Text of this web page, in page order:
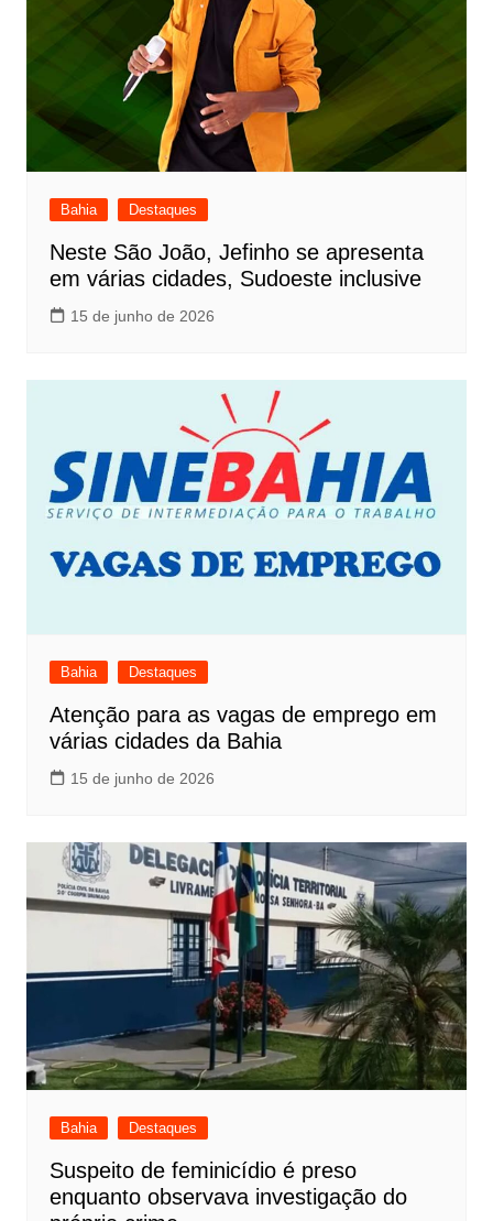
Bahia Destaques
Neste São João, Jefinho se apresenta
em várias cidades, Sudoeste inclusive
15 de junho de 2026
Bahia Destaques
Atenção para as vagas de emprego em
várias cidades da Bahia
15 de junho de 2026
Bahia Destaques
Suspeito de feminicídio é preso
enquanto observava investigação do